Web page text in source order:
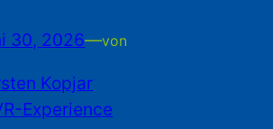
30, 2026—von
Kopjar
Experience